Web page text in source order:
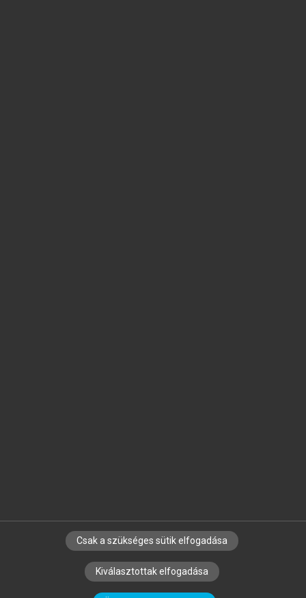
SZERZŐKNEK CÉGEKNEK KÖNYVTÁROSOKNAK
SZERKESZTÉSI ÉS LEKTORÁLÁSI ALAPELVEK
Csak a szükséges sütik elfogadása
Kiválasztottak elfogadása